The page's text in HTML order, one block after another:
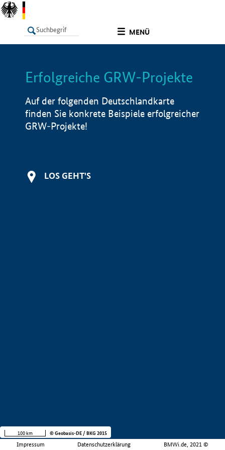
MENÜ
LISTE Info
Erfolgreiche GRW-Projekte
Auf der folgenden Deutschlandkarte
finden Sie konkrete Beispiele erfolgreicher
GRW-Projekte!
LOS GEHT'S
Impressum Datenschutzerklärung BMWi.de, 2021 ©
100 km © Geobasis-DE / BKG 2015